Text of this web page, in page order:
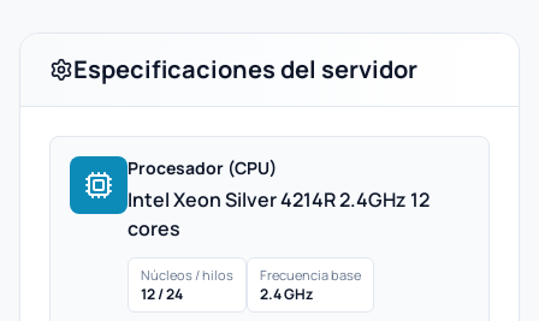
Especificaciones del servidor
Procesador (CPU)
Intel Xeon Silver 4214R 2.4GHz 12
cores
Núcleos / hilos
12 / 24
Frecuencia base
2.4 GHz